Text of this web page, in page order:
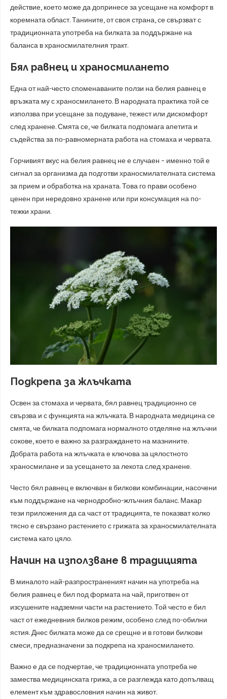
действие, което може да допринесе за усещане на комфорт в
коремната област. Танините, от своя страна, се свързват с
традиционната употреба на билката за поддържане на
баланса в храносмилателния тракт.
Бял равнец и храносмилането
Една от най-често споменаваните ползи на белия равнец е
връзката му с храносмилането. В народната практика той се
използва при усещане за подуване, тежест или дискомфорт
след хранене. Смята се, че билката подпомага апетита и
съдейства за по-равномерната работа на стомаха и червата.
Горчивият вкус на белия равнец не е случаен – именно той е
сигнал за организма да подготви храносмилателната система
за прием и обработка на храната. Това го прави особено
ценен при нередовно хранене или при консумация на по-
тежки храни.
Подкрепа за жлъчката
Освен за стомаха и червата, бял равнец традиционно се
свързва и с функцията на жлъчката. В народната медицина се
смята, че билката подпомага нормалното отделяне на жлъчни
сокове, което е важно за разграждането на мазнините.
Добрата работа на жлъчката е ключова за цялостното
храносмилане и за усещането за лекота след хранене.
Често бял равнец е включван в билкови комбинации, насочени
към поддържане на чернодробно-жлъчния баланс. Макар
тези приложения да са част от традицията, те показват колко
тясно е свързано растението с грижата за храносмилателната
система като цяло.
Начин на използване в традицията
В миналото най-разпространеният начин на употреба на
белия равнец е бил под формата на чай, приготвен от
изсушените надземни части на растението. Той често е бил
част от ежедневния билков режим, особено след по-обилни
ястия. Днес билката може да се срещне и в готови билкови
смеси, предназначени за подкрепа на храносмилането.
Важно е да се подчертае, че традиционната употреба не
замества медицинската грижа, а се разглежда като допълващ
елемент към здравословния начин на живот.